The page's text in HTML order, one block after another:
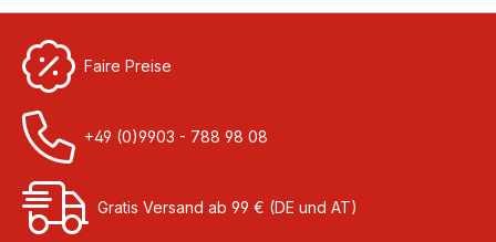
Faire Preise
+49 (0)9903 - 788 98 08
Gratis Versand ab 99 € (DE und AT)